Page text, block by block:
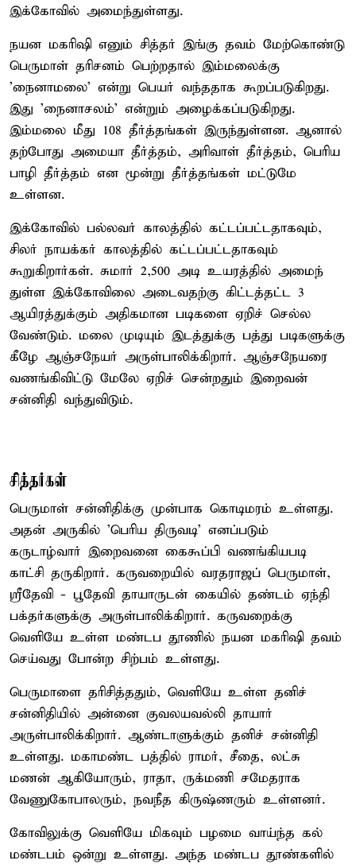
இக்கோவில் அமைந்துள்ளது.
நயன மகரிஷி எனும் சித்தர் இங்கு தவம் மேற்கொண்டு
பெருமாள் தரிசனம் பெற்றதால் இம்மலைக்கு
'நைனாமலை' என்று பெயர் வந்ததாக கூறப்படுகிறது.
இது 'நைனாசலம்' என்றும் அழைக்கப்படுகிறது.
இம்மலை மீது 108 தீர்த்தங்கள் இருந்துள்ளன. ஆனால்
தற்போது அமையா தீர்த்தம், அரிவாள் தீர்த்தம், பெரிய
பாழி தீர்த்தம் என மூன்று தீர்த்தங்கள் மட்டுமே
உள்ளன.
இக்கோவில் பல்லவர் காலத்தில் கட்டப்பட்டதாகவும்,
சிலர் நாயக்கர் காலத்தில் கட்டப்பட்டதாகவும்
கூறுகிறார்கள். சுமார் 2,500 அடி உயரத்தில் அமைந்
துள்ள இக்கோவிலை அடைவதற்கு கிட்டத்தட்ட 3
ஆயிரத்துக்கும் அதிகமான படிகளை ஏறிச் செல்ல
வேண்டும். மலை முடியும் இடத்துக்கு பத்து படிகளுக்கு
கீழே ஆஞ்சநேயர் அருள்பாலிக்கிறார். ஆஞ்சநேயரை
வணங்கிவிட்டு மேலே ஏறிச் சென்றதும் இறைவன்
சன்னிதி வந்துவிடும்.
சித்தர்கள்
பெருமாள் சன்னிதிக்கு முன்பாக கொடிமரம் உள்ளது.
அதன் அருகில் 'பெரிய திருவடி' எனப்படும்
கருடாழ்வார் இறைவனை கைகூப்பி வணங்கியபடி
காட்சி தருகிறார். கருவறையில் வரதராஜப் பெருமாள்,
ஸ்ரீதேவி - பூதேவி தாயாருடன் கையில் தண்டம் ஏந்தி
பக்தர்களுக்கு அருள்பாலிக்கிறார். கருவறைக்கு
வெளியே உள்ள மண்டப தூணில் நயன மகரிஷி தவம்
செய்வது போன்ற சிற்பம் உள்ளது.
பெருமாளை தரிசித்ததும், வெளியே உள்ள தனிச்
சன்னிதியில் அன்னை குவலயவல்லி தாயார்
அருள்பாலிக்கிறார். ஆண்டாளுக்கும் தனிச் சன்னிதி
உள்ளது. மகாமண்ட பத்தில் ராமர், சீதை, லட்சு
மணன் ஆகியோரும், ராதா, ருக்மணி சமேதராக
வேணுகோபாலரும், நவநீத கிருஷ்ணரும் உள்ளனர்.
கோவிலுக்கு வெளியே மிகவும் பழமை வாய்ந்த கல்
மண்டபம் ஒன்று உள்ளது. அந்த மண்டப தூண்களில்